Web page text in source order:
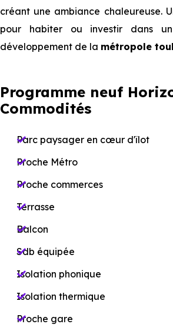
créant une ambiance chaleureuse.
pour habiter ou investir dans
développement de la métropole
Programme neuf
Commodités
Parc paysager en cœur d'îlot
Proche Métro
Proche commerces
Terrasse
Balcon
Sdb équipée
Isolation phonique
Isolation thermique
Proche gare